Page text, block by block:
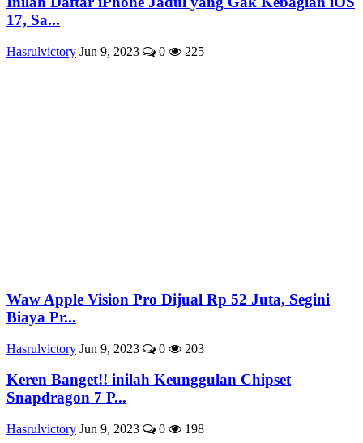
17, Sa...
Hasrulvictory Jun 9, 2023 0 225
Waw Apple Vision Pro Dijual Rp 52 Juta, Segini
Biaya Pr...
Hasrulvictory Jun 9, 2023 0 203
Keren Banget!! inilah Keunggulan Chipset
Snapdragon 7 P...
Hasrulvictory Jun 9, 2023 0 198